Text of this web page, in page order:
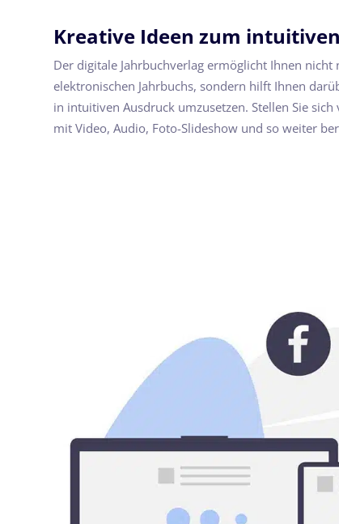
Kreative Ideen zum
Der digitale Jahrbuchverlag ermöglicht Ihnen nicht
elektronischen Jahrbuchs, sondern hilft Ihnen
in intuitiven Ausdruck umzusetzen. Stellen Sie sich
mit Video, Audio, Foto-Slideshow und so weiter